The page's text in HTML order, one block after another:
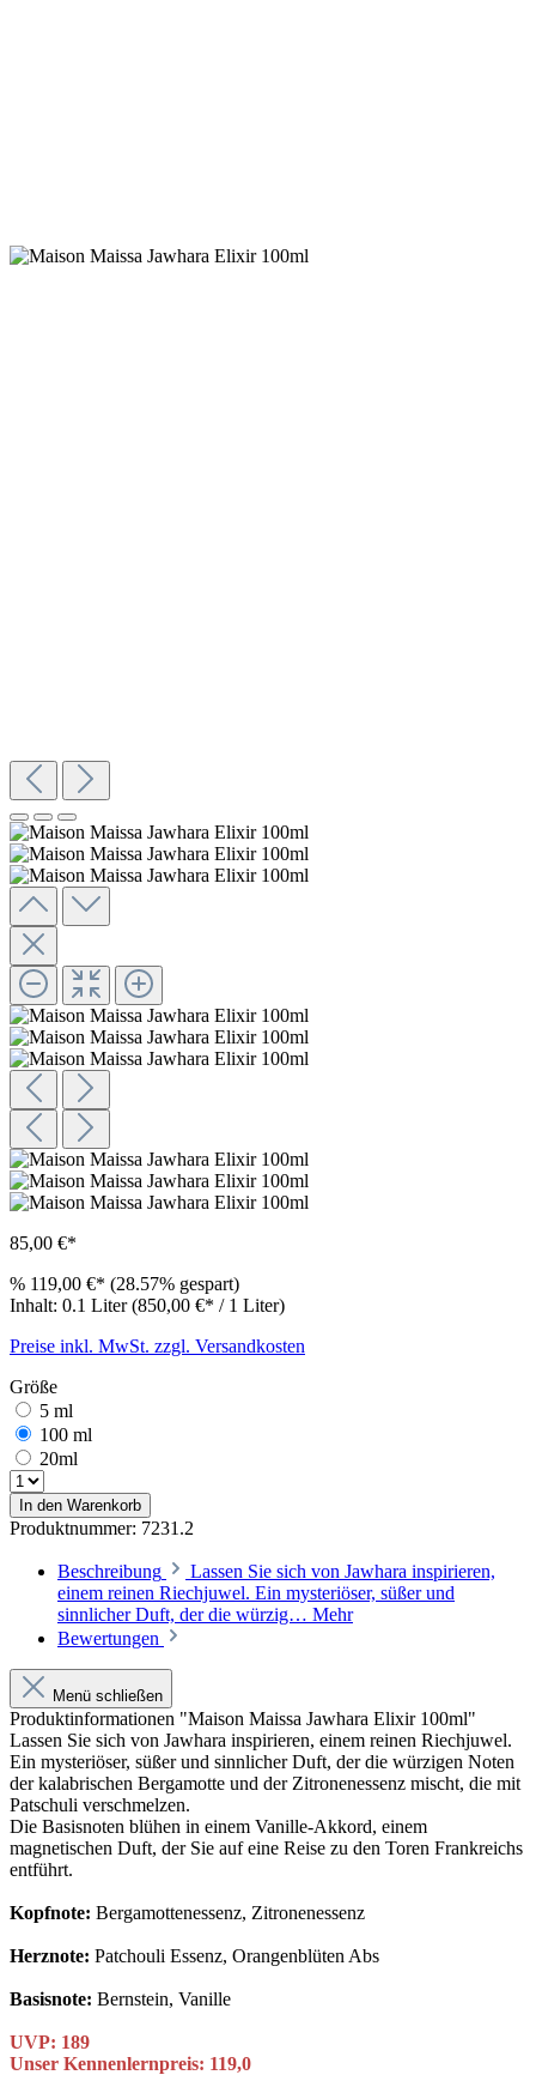
85,00 €*
% 119,00 €* (28.57% gespart)
Inhalt: 0.1 Liter(850,00 €* / 1 Liter)
Preise inkl. MwSt. zzgl. Versandkosten
Größe
5 ml
100 ml
20ml
In den Warenkorb
Produktnummer: 7231.2
Beschreibung
Lassen Sie sich von Jawhara inspirieren,
einem reinen Riechjuwel. Ein mysteriöser, süßer und
sinnlicher Duft, der die würzig… Mehr
Bewertungen
Menü schließen
Produktinformationen "Maison Maissa Jawhara Elixir 100ml"
Lassen Sie sich von Jawhara inspirieren, einem reinen Riechjuwel.
Ein mysteriöser, süßer und sinnlicher Duft, der die würzigen Noten
der kalabrischen Bergamotte und der Zitronenessenz mischt, die mit
Patschuli verschmelzen.
Die Basisnoten blühen in einem Vanille-Akkord, einem
magnetischen Duft, der Sie auf eine Reise zu den Toren Frankreichs
entführt.
Kopfnote: Bergamottenessenz, Zitronenessenz
Herznote: Patchouli Essenz, Orangenblüten Abs
Basisnote: Bernstein, Vanille
UVP: 189
Unser Kennenlernpreis: 119,0